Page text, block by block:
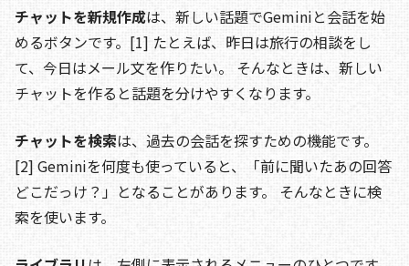
チャットを新規作成は、新しい話題でGeminiと会話を始
めるボタンです。[1] たとえば、昨日は旅行の相談をし
て、今日はメール文を作りたい。 そんなときは、新しい
チャットを作ると話題を分けやすくなります。
チャットを検索は、過去の会話を探すための機能です。
[2] Geminiを何度も使っていると、「前に聞いたあの回答
どこだっけ？」となることがあります。 そんなときに検
索を使います。